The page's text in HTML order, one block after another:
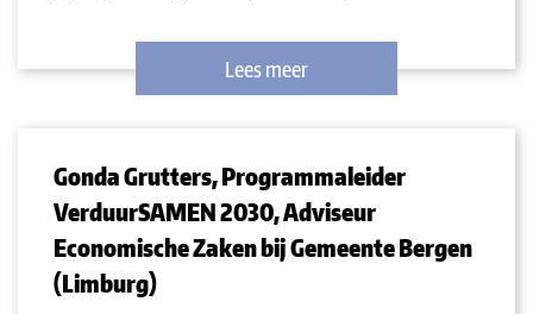
Lees meer
Gonda Grutters, Programmaleider
VerduurSAMEN 2030, Adviseur
Economische Zaken bij Gemeente Bergen
(Limburg)